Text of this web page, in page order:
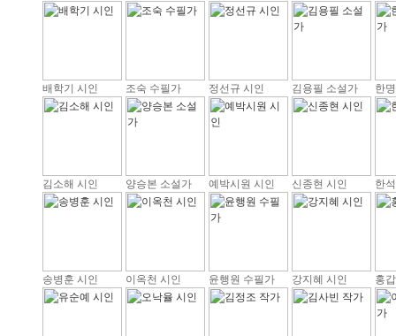
배학기 시인 조숙 수필가 정선규 시인 김용필 소설가 한
김소해 시인 양승본 소설가 예박시원 시인 신종현 시인 한
송병훈 시인 이옥천 시인 윤행원 수필가 강지혜 시인 홍